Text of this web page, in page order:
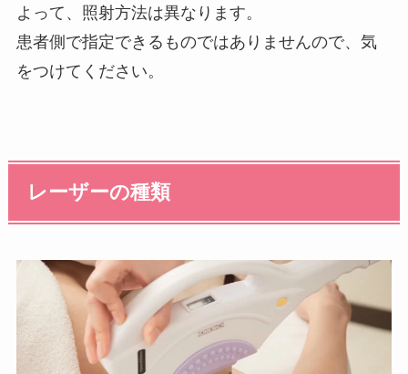
よって、照射方法は異なります。
患者側で指定できるものではありませんので、気
をつけてください。
レーザーの種類